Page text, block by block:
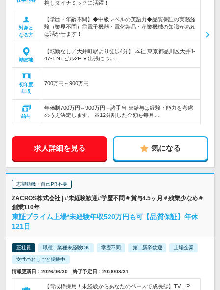
携しダイナミックに活躍！
対象と
なる方
【学歴・年齢不問】◆中級レベルの英語力◆品質保証の実務経
験（業界不問）◎電子機器・電化製品・産業機械の知識があれ
ば活かせます！
勤務地
【転勤なし／大井町駅より徒歩4分】 本社 東京都品川区大井1-
47-1 NTビル2F ▼出張につい…
初年度
年収
700万円～900万円
給与
年俸制700万円～900万円＋諸手当 ※給与は経験・能力を考慮
のうえ決定します。 ※12分割した金額を毎月…
求人詳細を見る 気になる
志望動機・自己PR不要
ZACROS株式会社 | #未経験歓迎#学歴不問＃賞与4.5ヶ月＃残業少なめ＃
創業110年
東証プライム上場*未経験年収520万円も可【品質保証】年休
121日
正社員 職種・業種未経験OK 学歴不問 第二新卒歓迎 上場企業
女性のおしごと掲載中
情報更新日：2026/06/30 終了予定日：2026/08/31
【育成枠採用！未経験からあなたのペースで成長◎】TV、P